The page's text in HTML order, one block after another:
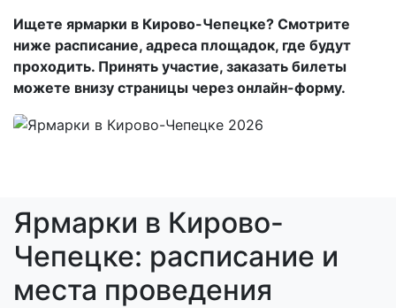
Ищете ярмарки в Кирово-Чепецке? Смотрите
ниже расписание, адреса площадок, где будут
проходить. Принять участие, заказать билеты
можете внизу страницы через онлайн-форму.
Ярмарки в Кирово-
Чепецке: расписание и
места проведения